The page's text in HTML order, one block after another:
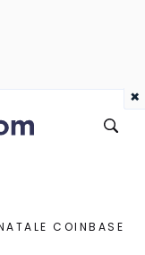
COINBASE
×